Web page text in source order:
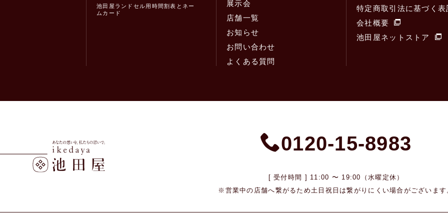
池田屋ランドセル用時間割表とネー
ムカード
展示会
店舗一覧
お知らせ
お問い合わせ
よくある質問
特定商取引法に基づく表
会社概要
池田屋ネットストア
0120-15-8983
[ 受付時間 ] 11:00 〜 19:00（水曜定休）
※営業中の店舗へ繋がるため 土日祝日は繋がりにくい場合がございます